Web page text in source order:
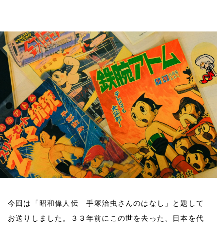
お知らせ
イベント・グッズ
YouTube
会社情報
今回は「昭和偉人伝 手塚治虫さんのはなし」と題して
お送りしました。３３年前にこの世を去った、日本を代